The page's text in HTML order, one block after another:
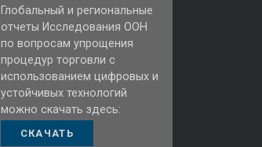
Глобальный и региональные
отчеты Исследования ООН
по вопросам упрощения
процедур торговли с
использованием цифровых и
устойчивых технологий
можно скачать здесь:
СКАЧАТЬ